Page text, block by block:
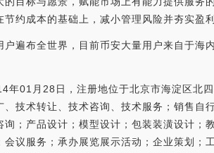
约成本的基础上，减小管理风险并夯实盈利
遍布全世界，目前币安大量用户来自于海
年01月28日，注册地位于北京市海淀区北
技术转让、技术咨询、技术服务；销售自
；产品设计；模型设计；包装装潢设计；
议服务；承办展览展示活动；企业策划；